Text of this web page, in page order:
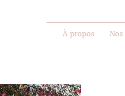
À propos